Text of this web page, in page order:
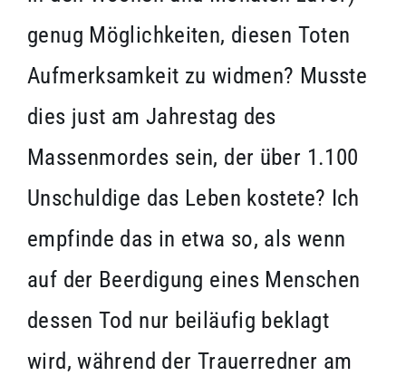
genug Möglichkeiten, diesen Toten
Aufmerksamkeit zu widmen? Musste
dies just am Jahrestag des
Massenmordes sein, der über 1.100
Unschuldige das Leben kostete? Ich
empfinde das in etwa so, als wenn
auf der Beerdigung eines Menschen
dessen Tod nur beiläufig beklagt
wird, während der Trauerredner am